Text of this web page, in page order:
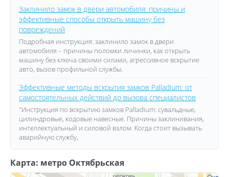
Заклинило замок в двери автомобиля: причины и
эффективные способы открыть машину без
повреждений
Подробная инструкция: заклинило замок в двери
автомобиля – причины поломки личинки, как открыть
машину без ключа своими силами, агрессивное вскрытие
авто, вызов профильной службы.
Эффективные методы вскрытия замков Palladium: от
самостоятельных действий до вызова специалистов
"Инструкция по вскрытию замков Palladium: сувальдные,
цилиндровые, кодовые навесные. Причины заклинивания,
интеллектуальный и силовой взлом. Когда стоит вызывать
аварийную службу,
Карта: метро Октябрьская